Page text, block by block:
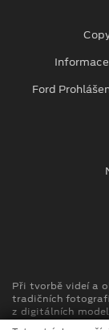
Ford
Při tvorbě videí a
tradičních
z digitálních